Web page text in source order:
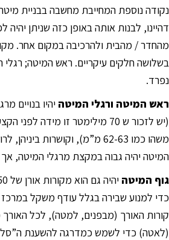
נקודה נוספת המחייבת מחשבה בבניית
דהיינו, לבנות אותה באופן כזה שניתן
מהחדר / מהבית ולהרכיבה במקום אחר.
בשלושה חלקים עיקריים. ראש המיטה; רגלי
נפרד.
ראש המיטה ורגלי המיטה
(יש לזכור ש 70 מילימטר זו מידה
המיטה יהיה גבוה במקצת מרגלי המיטה,
גוף המיטה
כדי למנוע שבירה בגלל עודף משקל
(לאטה) כדי לשמש כמדרגה להשענת